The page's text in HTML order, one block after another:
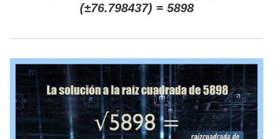
(±76.798437) = 5898